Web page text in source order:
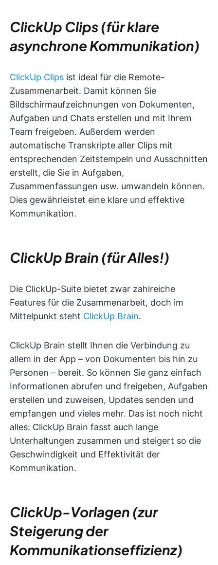
ClickUp Clips (für klare
asynchrone Kommunikation)
ClickUp Clips ist ideal für die Remote-
Zusammenarbeit. Damit können Sie
Bildschirmaufzeichnungen von Dokumenten,
Aufgaben und Chats erstellen und mit Ihrem
Team freigeben. Außerdem werden
automatische Transkripte aller Clips mit
entsprechenden Zeitstempeln und Ausschnitten
erstellt, die Sie in Aufgaben,
Zusammenfassungen usw. umwandeln können.
Dies gewährleistet eine klare und effektive
Kommunikation.
ClickUp Brain (für Alles!)
Die ClickUp-Suite bietet zwar zahlreiche
Features für die Zusammenarbeit, doch im
Mittelpunkt steht ClickUp Brain.
ClickUp Brain stellt Ihnen die Verbindung zu
allem in der App – von Dokumenten bis hin zu
Personen – bereit. So können Sie ganz einfach
Informationen abrufen und freigeben, Aufgaben
erstellen und zuweisen, Updates senden und
empfangen und vieles mehr. Das ist noch nicht
alles: ClickUp Brain fasst auch lange
Unterhaltungen zusammen und steigert so die
Geschwindigkeit und Effektivität der
Kommunikation.
ClickUp-Vorlagen (zur
Steigerung der
Kommunikationseffizienz)